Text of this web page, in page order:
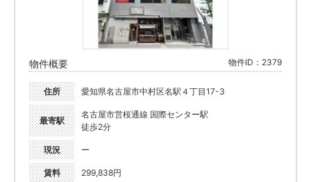
物件概要 物件ID：2379
住所 愛知県名古屋市中村区名駅４丁目17-3
最寄駅
名古屋市営桜通線 国際センター駅
徒歩2分
現況 ー
賃料 299,838円